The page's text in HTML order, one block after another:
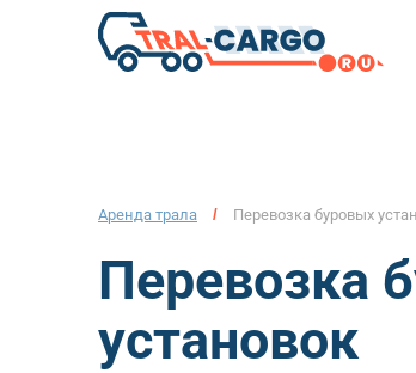
Аренда трала / Перевозка буровых
Перевозка
установок